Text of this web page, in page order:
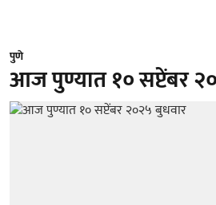
पुणे
आज पुण्यात १० सप्टेंबर